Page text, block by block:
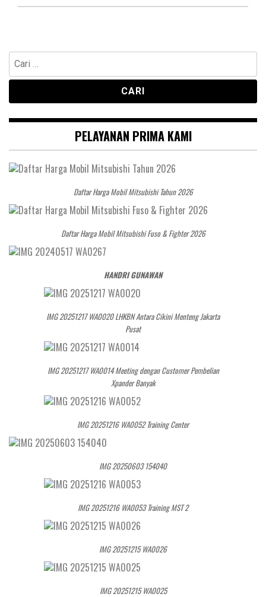
Cari
untuk:
PELAYANAN PRIMA KAMI
Daftar Harga Mobil Mitsubishi Tahun 2026
Daftar Harga Mobil Mitsubishi Fuso & Fighter 2026
HANDRI GUNAWAN
IMG 20251217 WA0020 LHKBN Antara Cikini Menteng Jakarta
Pusat
IMG 20251217 WA0014 Meeting dengan Customer Pembelian
Xpander Banyak
IMG 20251216 WA0052 Training Center
IMG 20250603 154040
IMG 20251216 WA0053 Training MST 2
IMG 20251215 WA0026
IMG 20251215 WA0025